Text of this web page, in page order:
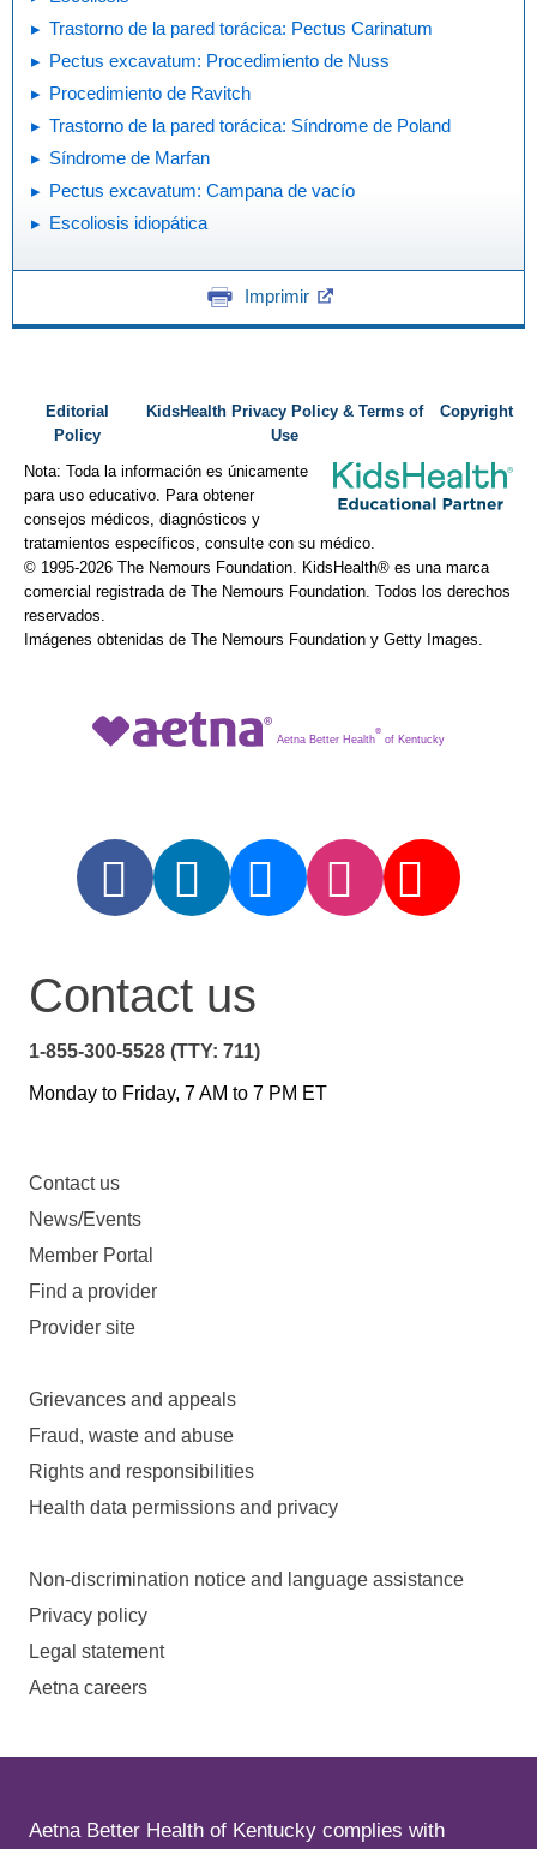
Trastorno de la pared torácica: Pectus Carinatum
Pectus excavatum: Procedimiento de Nuss
Procedimiento de Ravitch
Trastorno de la pared torácica: Síndrome de Poland
Síndrome de Marfan
Pectus excavatum: Campana de vacío
Escoliosis idiopática
Imprimir
Editorial
Policy
KidsHealth Privacy Policy & Terms of
Use
Copyright
Nota: Toda la información es únicamente
para uso educativo. Para obtener
consejos médicos, diagnósticos y
tratamientos específicos, consulte con su médico.
© 1995-2026 The Nemours Foundation. KidsHealth® es una marca
comercial registrada de The Nemours Foundation. Todos los derechos
reservados.
Imágenes obtenidas de The Nemours Foundation y Getty Images.
Aetna Better Health
®
of Kentucky
Contact us
1-855-300-5528 (TTY: 711)
Monday to Friday, 7 AM to 7 PM ET
Contact us
News/Events
Member Portal
Find a provider
Provider site
Grievances and appeals
Fraud, waste and abuse
Rights and responsibilities
Health data permissions and privacy
Non-discrimination notice and language assistance
Privacy policy
Legal statement
Aetna careers
Aetna Better Health of Kentucky complies with